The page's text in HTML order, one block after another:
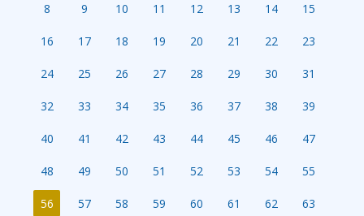
8 9 10 11 12 13 14 15
16 17 18 19 20 21 22 23
24 25 26 27 28 29 30 31
32 33 34 35 36 37 38 39
40 41 42 43 44 45 46 47
48 49 50 51 52 53 54 55
56 57 58 59 60 61 62 63